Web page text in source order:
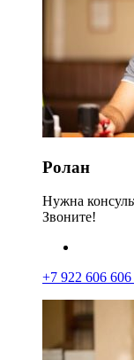
Ролан
Нужна
Звоните!
+7 922 606 606